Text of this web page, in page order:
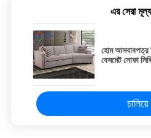
এর সেরা
হোম আসবাবপত্র
বেসমেট সোফা
চালিয়ে